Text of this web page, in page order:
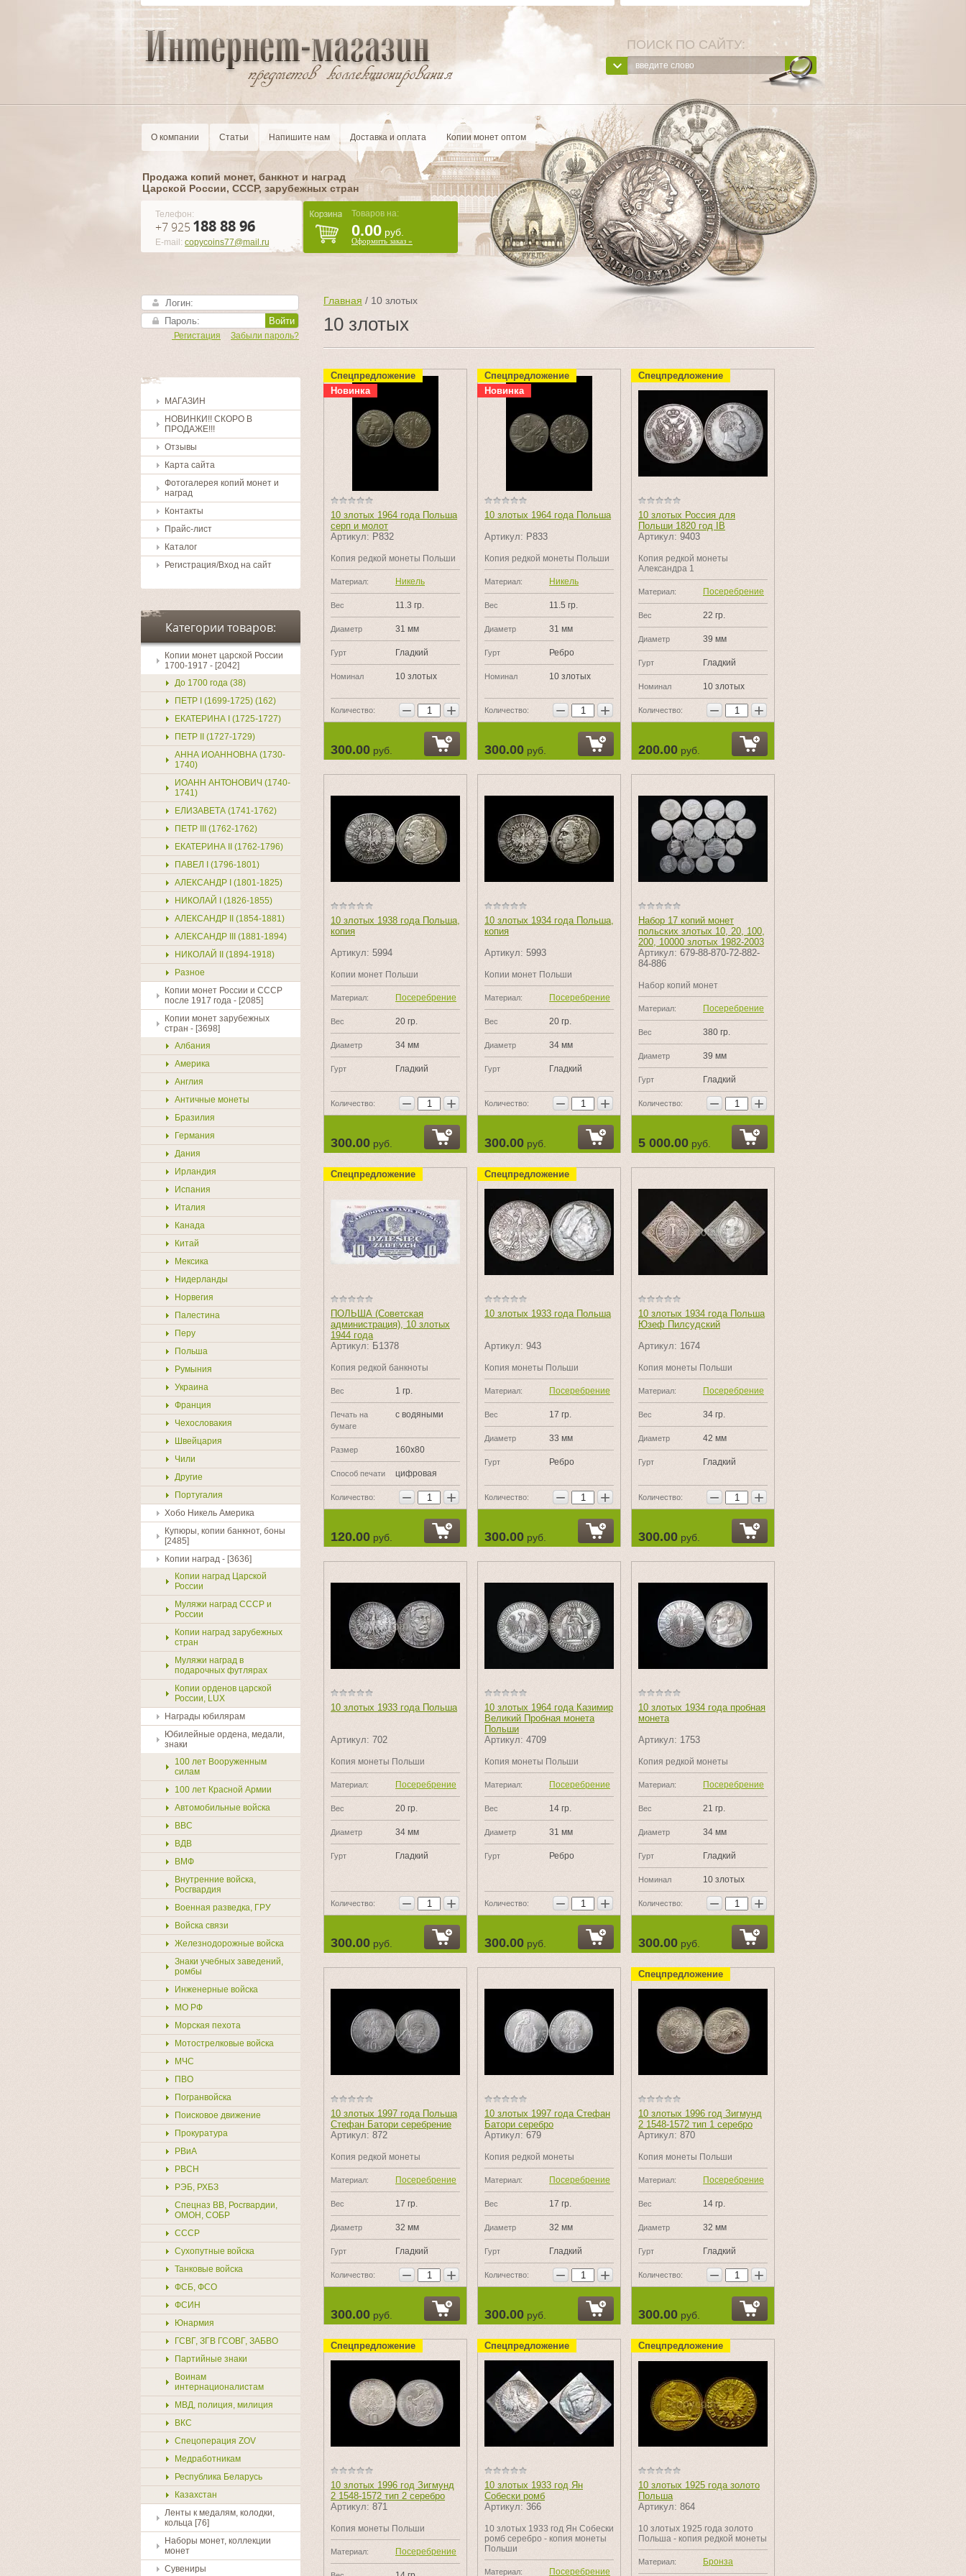
О компании Статьи Напишите нам Доставка и оплата Копии монет оптом
Продажа копий монет, банкнот и наград
Царской России, CCCР, зарубежных стран
ПОИСК ПО САЙТУ:
Телефон:
+7 925 188 88 96
E-mail: copycoins77@mail.ru
Товаров на:
0.00 руб.
Оформить заказ »
Войти
Забыли пароль?
Регистация
МАГАЗИН
НОВИНКИ!! СКОРО В
ПРОДАЖЕ!!!
Отзывы
Карта сайта
Фотогалерея копий монет и
наград
Контакты
Прайс-лист
Каталог
Регистрация/Вход на сайт
Категории товаров:
Копии монет царской России
1700-1917 - [2042]
До 1700 года (38)
ПЕТР I (1699-1725) (162)
ЕКАТЕРИНА I (1725-1727)
ПЕТР II (1727-1729)
АННА ИОАННОВНА (1730-
1740)
ИОАНН АНТОНОВИЧ (1740-
1741)
ЕЛИЗАВЕТА (1741-1762)
ПЕТР III (1762-1762)
ЕКАТЕРИНА II (1762-1796)
ПАВЕЛ I (1796-1801)
АЛЕКСАНДР I (1801-1825)
НИКОЛАЙ I (1826-1855)
АЛЕКСАНДР II (1854-1881)
АЛЕКСАНДР III (1881-1894)
НИКОЛАЙ II (1894-1918)
Разное
Копии монет России и СССР
после 1917 года - [2085]
Копии монет зарубежных
стран - [3698]
Албания
Америка
Англия
Античные монеты
Бразилия
Германия
Дания
Ирландия
Испания
Италия
Канада
Китай
Мексика
Нидерланды
Норвегия
Палестина
Перу
Польша
Румыния
Украина
Франция
Чехословакия
Швейцария
Чили
Другие
Португалия
Хобо Никель Америка
Купюры, копии банкнот, боны
[2485]
Копии наград - [3636]
Копии наград Царской
России
Муляжи наград СССР и
России
Копии наград зарубежных
стран
Муляжи наград в
подарочных футлярах
Копии орденов царской
России, LUX
Награды юбилярам
Юбилейные ордена, медали,
знаки
100 лет Вооруженным
силам
100 лет Красной Армии
Автомобильные войска
ВВС
ВДВ
ВМФ
Внутренние войска,
Росгвардия
Военная разведка, ГРУ
Войска связи
Железнодорожные войска
Знаки учебных заведений,
ромбы
Инженерные войска
МО РФ
Морская пехота
Мотострелковые войска
МЧС
ПВО
Погранвойска
Поисковое движение
Прокуратура
РВиА
РВСН
РЭБ, РХБЗ
Спецназ ВВ, Росгвардии,
ОМОН, СОБР
СССР
Сухопутные войска
Танковые войска
ФСБ, ФСО
ФСИН
Юнармия
ГСВГ, ЗГВ ГСОВГ, ЗАБВО
Партийные знаки
Воинам
интернационалистам
МВД, полиция, милиция
ВКС
Спецоперация ZOV
Медработникам
Республика Беларусь
Казахстан
Ленты к медалям, колодки,
кольца [76]
Наборы монет, коллекции
монет
Сувениры
Главная / 10 злотых
10 злотых
Спецпредложение
Новинка
10 злотых 1964 года Польша
серп и молот
Артикул: Р832
Копия редкой монеты Польши
Материал: Никель
Вес 11.3 гр.
Диаметр 31 мм
Гурт Гладкий
Номинал 10 злотых
Количество: − +
300.00 руб.
Спецпредложение
Новинка
10 злотых 1964 года Польша
Артикул: Р833
Копия редкой монеты Польши
Материал: Никель
Вес 11.5 гр.
Диаметр 31 мм
Гурт Ребро
Номинал 10 злотых
Количество: − +
300.00 руб.
Спецпредложение
10 злотых Россия для
Польши 1820 год IB
Артикул: 9403
Копия редкой монеты
Александра 1
Материал: Посеребрение
Вес 22 гр.
Диаметр 39 мм
Гурт Гладкий
Номинал 10 злотых
Количество: − +
200.00 руб.
10 злотых 1938 года Польша,
копия
Артикул: 5994
Копии монет Польши
Материал: Посеребрение
Вес 20 гр.
Диаметр 34 мм
Гурт Гладкий
Количество: − +
300.00 руб.
10 злотых 1934 года Польша,
копия
Артикул: 5993
Копии монет Польши
Материал: Посеребрение
Вес 20 гр.
Диаметр 34 мм
Гурт Гладкий
Количество: − +
300.00 руб.
Набор 17 копий монет
польских злотых 10, 20, 100,
200, 10000 злотых 1982-2003
Артикул: 679-88-870-72-882-
84-886
Набор копий монет
Материал: Посеребрение
Вес 380 гр.
Диаметр 39 мм
Гурт Гладкий
Количество: − +
5 000.00 руб.
Спецпредложение
ПОЛЬША (Советская
администрация), 10 злотых
1944 года
Артикул: Б1378
Копия редкой банкноты
Вес 1 гр.
Печать на
бумаге
с водяными
Размер 160х80
Способ печати цифровая
Количество: − +
120.00 руб.
Спецпредложение
10 злотых 1933 года Польша
Артикул: 943
Копия монеты Польши
Материал: Посеребрение
Вес 17 гр.
Диаметр 33 мм
Гурт Ребро
Количество: − +
300.00 руб.
10 злотых 1934 года Польша
Юзеф Пилсудский
Артикул: 1674
Копия монеты Польши
Материал: Посеребрение
Вес 34 гр.
Диаметр 42 мм
Гурт Гладкий
Количество: − +
300.00 руб.
10 злотых 1933 года Польша
Артикул: 702
Копия монеты Польши
Материал: Посеребрение
Вес 20 гр.
Диаметр 34 мм
Гурт Гладкий
Количество: − +
300.00 руб.
10 злотых 1964 года Казимир
Великий Пробная монета
Польши
Артикул: 4709
Копия монеты Польши
Материал: Посеребрение
Вес 14 гр.
Диаметр 31 мм
Гурт Ребро
Количество: − +
300.00 руб.
10 злотых 1934 года пробная
монета
Артикул: 1753
Копия редкой монеты
Материал: Посеребрение
Вес 21 гр.
Диаметр 34 мм
Гурт Гладкий
Номинал 10 злотых
Количество: − +
300.00 руб.
10 злотых 1997 года Польша
Стефан Батори серебрение
Артикул: 872
Копия редкой монеты
Материал: Посеребрение
Вес 17 гр.
Диаметр 32 мм
Гурт Гладкий
Количество: − +
300.00 руб.
10 злотых 1997 года Стефан
Батори серебро
Артикул: 679
Копия редкой монеты
Материал: Посеребрение
Вес 17 гр.
Диаметр 32 мм
Гурт Гладкий
Количество: − +
300.00 руб.
Спецпредложение
10 злотых 1996 год Зигмунд
2 1548-1572 тип 1 серебро
Артикул: 870
Копия монеты Польши
Материал: Посеребрение
Вес 14 гр.
Диаметр 32 мм
Гурт Гладкий
Количество: − +
300.00 руб.
Спецпредложение
10 злотых 1996 год Зигмунд
2 1548-1572 тип 2 серебро
Артикул: 871
Копия монеты Польши
Материал: Посеребрение
Спецпредложение
10 злотых 1933 год Ян
Собески ромб
Артикул: 366
10 злотых 1933 год Ян Собески
ромб серебро - копия монеты
Польши
Материал: Посеребрение
Спецпредложение
10 злотых 1925 года золото
Польша
Артикул: 864
10 злотых 1925 года золото
Польша - копия редкой монеты
Материал: Бронза